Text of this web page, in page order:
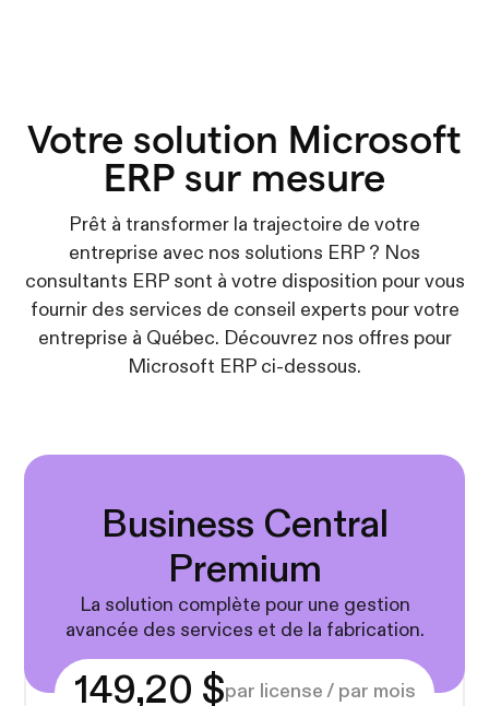
Votre solution Microsoft
ERP sur mesure
Prêt à transformer la trajectoire de votre
entreprise avec nos solutions ERP ? Nos
consultants ERP sont à votre disposition pour vous
fournir des services de conseil experts pour votre
entreprise à Québec. Découvrez nos offres pour
Microsoft ERP ci-dessous.
Business Central
Premium
La solution complète pour une gestion
avancée des services et de la fabrication.
149,20 $par license / par mois